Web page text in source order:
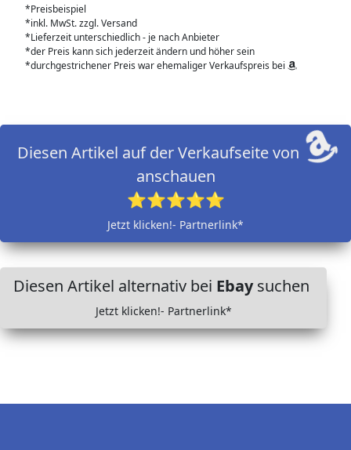
*Preisbeispiel
*inkl. MwSt. zzgl. Versand
*Lieferzeit unterschiedlich - je nach Anbieter
*der Preis kann sich jederzeit ändern und höher sein
*durchgestrichener Preis war ehemaliger Verkaufspreis bei
Diesen Artikel auf der Verkaufseite von
anschauen
⭐⭐⭐⭐⭐
Jetzt klicken!- Partnerlink*
Diesen Artikel alternativ bei Ebaysuchen
Jetzt klicken!- Partnerlink*